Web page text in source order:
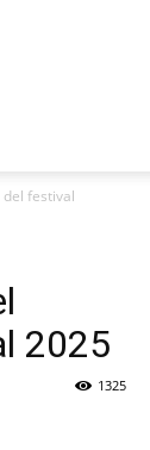
festival
2025
1325